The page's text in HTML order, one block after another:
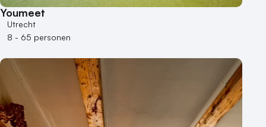
Youmeet
Utrecht
8 - 65 personen